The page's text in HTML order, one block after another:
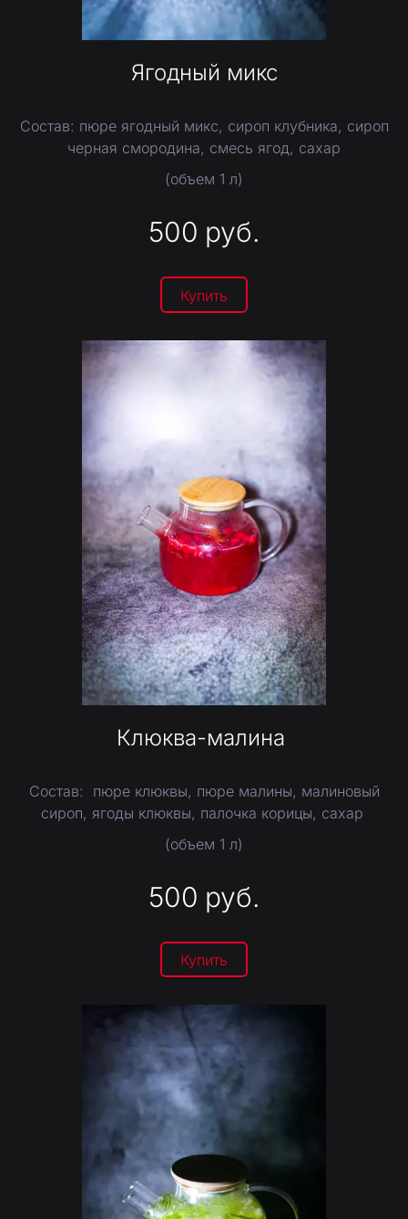
Ягодный микс
Состав: пюре ягодный микс, сироп клубника, сироп
черная смородина, смесь ягод, сахар
(объем 1 л)
500 руб.
Купить
Клюква-малина
Состав: пюре клюквы, пюре малины, малиновый
сироп, ягоды клюквы, палочка корицы, сахар
(объем 1 л)
500 руб.
Купить